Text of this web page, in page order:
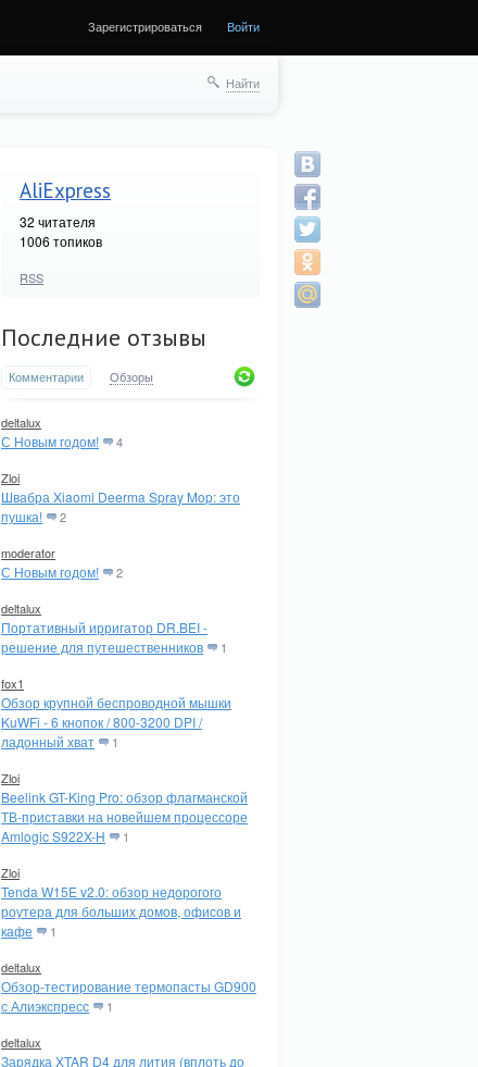
Зарегистрироваться Войти
Найти
AliExpress
32 читателя
1006 топиков
RSS
Последние отзывы
Комментарии Обзоры
deltalux
С Новым годом! 4
Zloi
Швабра Xiaomi Deerma Spray Mop: это
пушка!
2
moderator
С Новым годом! 2
deltalux
Портативный ирригатор DR.BEI -
решение для путешественников
1
fox1
Обзор крупной беспроводной мышки
KuWFi - 6 кнопок / 800-3200 DPI /
ладонный хват
1
Zloi
Beelink GT-King Pro: обзор флагманской
ТВ-приставки на новейшем процессоре
Amlogic S922X-H
1
Zloi
Tenda W15E v2.0: обзор недорогого
роутера для больших домов, офисов и
кафе
1
deltalux
Обзор-тестирование термопасты GD900
с Алиэкспресс
1
deltalux
Зарядка XTAR D4 для лития (вплоть до